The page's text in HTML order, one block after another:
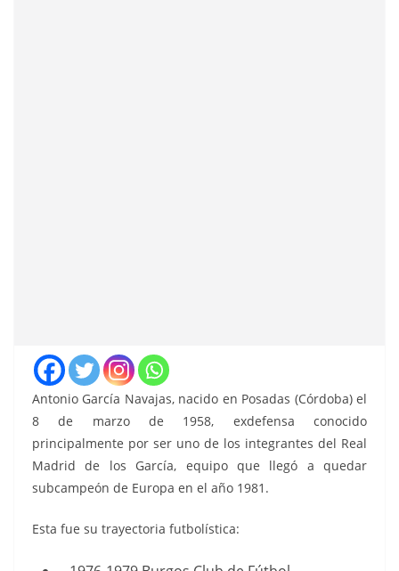
Antonio García Navajas, nacido en Posadas (Córdoba) el
8 de marzo de 1958, exdefensa conocido
principalmente por ser uno de los integrantes del Real
Madrid de los García, equipo que llegó a quedar
subcampeón de Europa en el año 1981.
Esta fue su trayectoria futbolística: